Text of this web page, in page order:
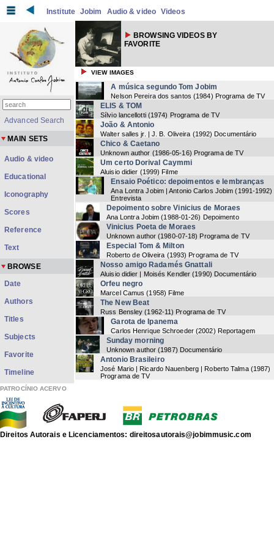
Institute Jobim Audio & video Videos
BROWSING VIDEOS BY
FAVORITE
VIEW IMAGES
A música segundo Tom Jobim
Nelson Pereira dos santos (1984) Programa de TV
ELIS & TOM
Sílvio lancellotti (1974) Programa de TV
João & Antonio
Walter salles jr. | J. B. Oliveira (1992) Documentário
Chico & Caetano
Unknown author (1986-05-16) Programa de TV
Um certo Dorival Caymmi
Aluisio didier (1999) Filme
Ensaio Poético: depoimentos e lembranças
Ana Lontra Jobim | Antonio Carlos Jobim (1991-1992)
Entrevista
Depoimento sobre Vinicius de Moraes
Ana Lontra Jobim (1988-01-26) Depoimento
Vinicius Poeta de Moraes
Unknown author (1980-07-18) Programa de TV
Especial Tom & Milton
Roberto de Oliveira (1993) Programa de TV
Nosso amigo Radamés Gnattali
Aluisio didier | Moisés Kendler (1990) Documentário
Orfeu negro
Marcel Camus (1958) Filme
The New Beat
Russ Bensley (1962-11) Programa de TV
Garota de Ipanema
Carlos Henrique Schroeder (2002) Reportagem
Sunday morning
Unknown author (1987) Documentário
Antonio Brasileiro
José Mario | Ricardo Nauenberg | Roberto Talma (1987)
Programa de TV
Bossa Nova
Unknown author (1987) Programa de TV
Tom e a Bossa Nova
Antonio Carlos Jobim (1993) Documentário
Advanced Search
MAIN SETS
Audio & video
Educational
Iconography
Scores
Reference
Text
BROWSE
Date
Authors
Titles
Subjects
Favorite
Timeline
PATROCÍNIO ACERVO
Direitos Autorais e Licenciamentos: direitosautorais@jobimmusic.com